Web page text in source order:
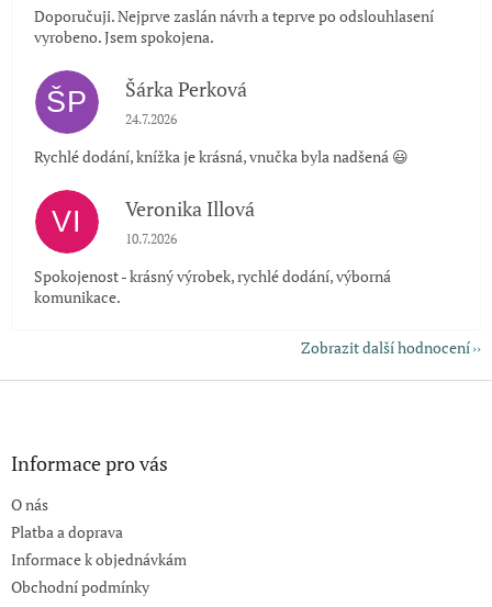
Doporučuji. Nejprve zaslán návrh a teprve po odslouhlasení
vyrobeno. Jsem spokojena.
ŠP Šárka Perková
Hodnocení obchodu je 5 z 5 hvězdiček.
24.7.2026
Rychlé dodání, knížka je krásná, vnučka byla nadšená 😃
VI Veronika Illová
Hodnocení obchodu je 5 z 5 hvězdiček.
10.7.2026
Spokojenost - krásný výrobek, rychlé dodání, výborná
komunikace.
Zobrazit další hodnocení
Z
Informace pro vás
O nás
Platba a doprava
Informace k objednávkám
Obchodní podmínky